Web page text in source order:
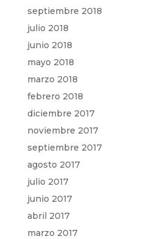
septiembre 2018
julio 2018
junio 2018
mayo 2018
marzo 2018
febrero 2018
diciembre 2017
noviembre 2017
septiembre 2017
agosto 2017
julio 2017
junio 2017
abril 2017
marzo 2017